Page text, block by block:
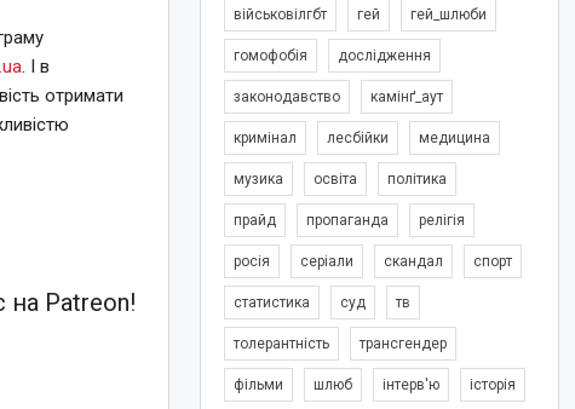
. І в
отримати
на Patreon!
військовілгбт гей гей_шлюби
гомофобія дослідження
законодавство камінґ_аут
кримінал лесбійки медицина
музика освіта політика
прайд пропаганда релігія
росія серіали скандал спорт
статистика суд тв
толерантність трансгендер
фільми шлюб інтерв'ю історія